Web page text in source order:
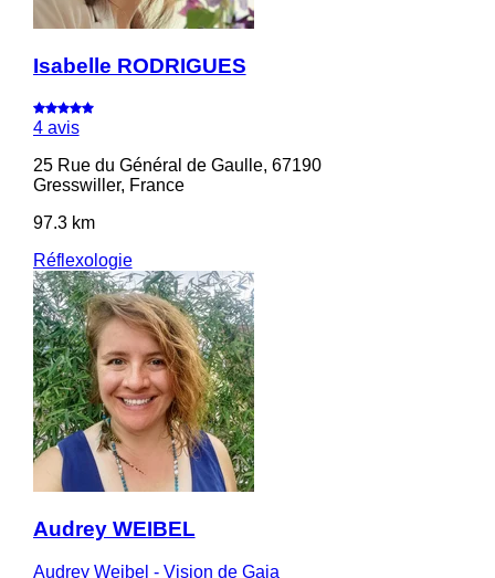
Isabelle RODRIGUES
4 avis
25 Rue du Général de Gaulle, 67190
Gresswiller, France
97.3 km
Réflexologie
Audrey WEIBEL
Audrey Weibel - Vision de Gaia